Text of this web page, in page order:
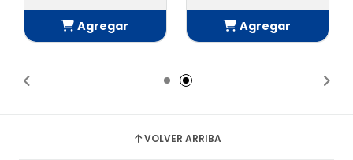
Agregar
Agregar
VOLVER ARRIBA